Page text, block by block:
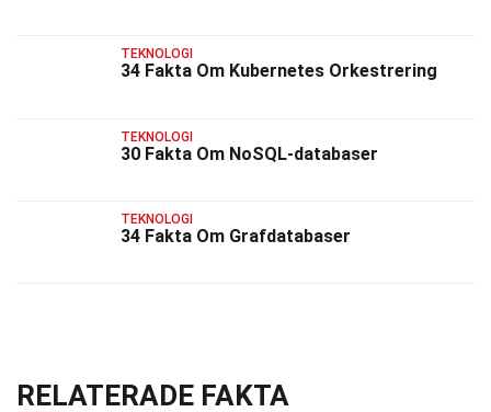
TEKNOLOGI
34 Fakta Om Kubernetes Orkestrering
TEKNOLOGI
30 Fakta Om NoSQL-databaser
TEKNOLOGI
34 Fakta Om Grafdatabaser
RELATERADE FAKTA